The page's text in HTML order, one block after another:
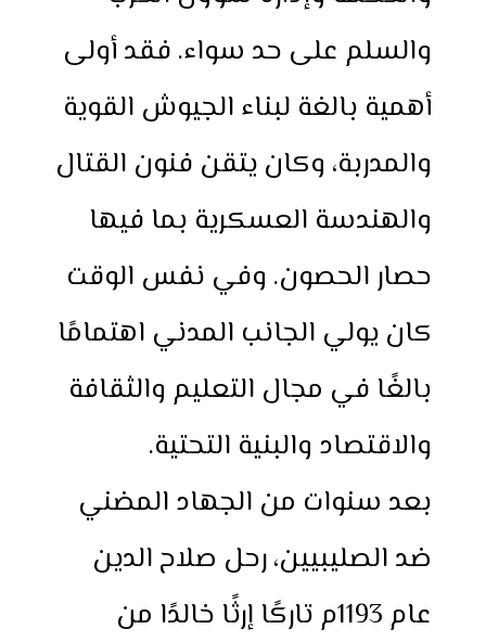
والسلم على حد سواء. فقد أولى
أهمية بالغة لبناء الجيوش القوية
والمدربة، وكان يتقن فنون القتال
والهندسة العسكرية بما فيها
حصار الحصون. وفي نفس الوقت
كان يولي الجانب المدني اهتمامًا
بالغًا في مجال التعليم والثقافة
والاقتصاد والبنية التحتية.
بعد سنوات من الجهاد المضني
ضد الصليبيين، رحل صلاح الدين
عام 1193م تاركًا إرثًا خالدًا من